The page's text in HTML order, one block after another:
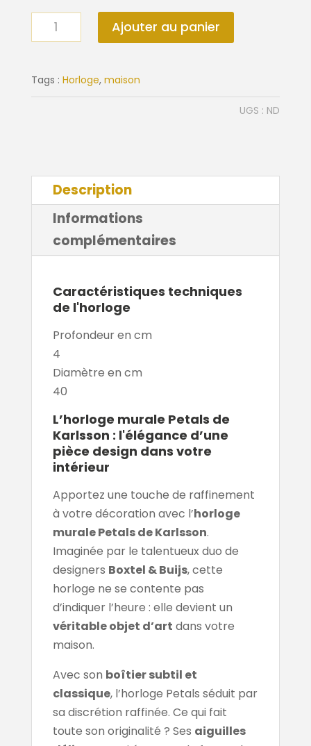
quantité
de
murale
Petals
Ajouter au panier
Tags : Horloge, maison
UGS : ND
Description
Informations
complémentaires
Caractéristiques techniques
de l'horloge
Profondeur en cm
4
Diamètre en cm
40
L’horloge murale Petals de
Karlsson : l'élégance d’une
pièce design dans votre
intérieur
Apportez une touche de raffinement
à votre décoration avec l’horloge
murale Petals de Karlsson.
Imaginée par le talentueux duo de
designers Boxtel & Buijs, cette
horloge ne se contente pas
d’indiquer l’heure : elle devient un
véritable objet d’art dans votre
maison.
Avec son boîtier subtil et
classique, l’horloge Petals séduit par
sa discrétion raffinée. Ce qui fait
toute son originalité ? Ses aiguilles